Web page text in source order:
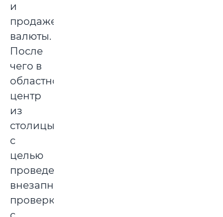
и
продаже
валюты.
После
чего в
областной
центр
из
столицы
с
целью
проведения
внезапной
проверки